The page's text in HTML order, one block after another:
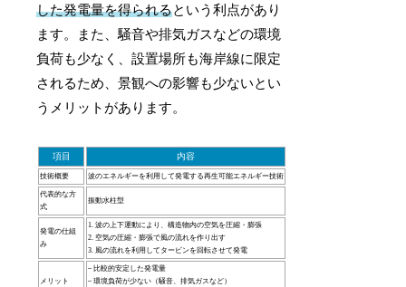
した発電量を得られるという利点があり
ます。また、騒音や排気ガスなどの環境
負荷も少なく、設置場所も海岸線に限定
されるため、景観への影響も少ないとい
うメリットがあります。
項目 内容
技術概要 波のエネルギーを利用して発電する再生可能エネルギー技術
代表的な方
式
振動水柱型
発電の仕組
み
1. 波の上下運動により、構造物内の空気を圧縮・膨張
2. 空気の圧縮・膨張で風の流れを作り出す
3. 風の流れを利用してタービンを回転させて発電
メリット
– 比較的安定した発電量
– 環境負荷が少ない（騒音、排気ガスなど）